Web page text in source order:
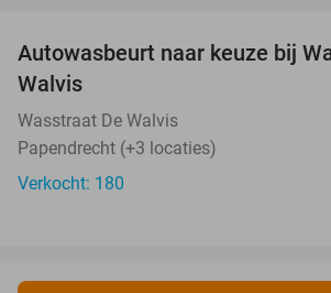
Autowasbeurt naar keuze bij
Walvis
Wasstraat De Walvis
Papendrecht (+3 locaties)
Verkocht: 180